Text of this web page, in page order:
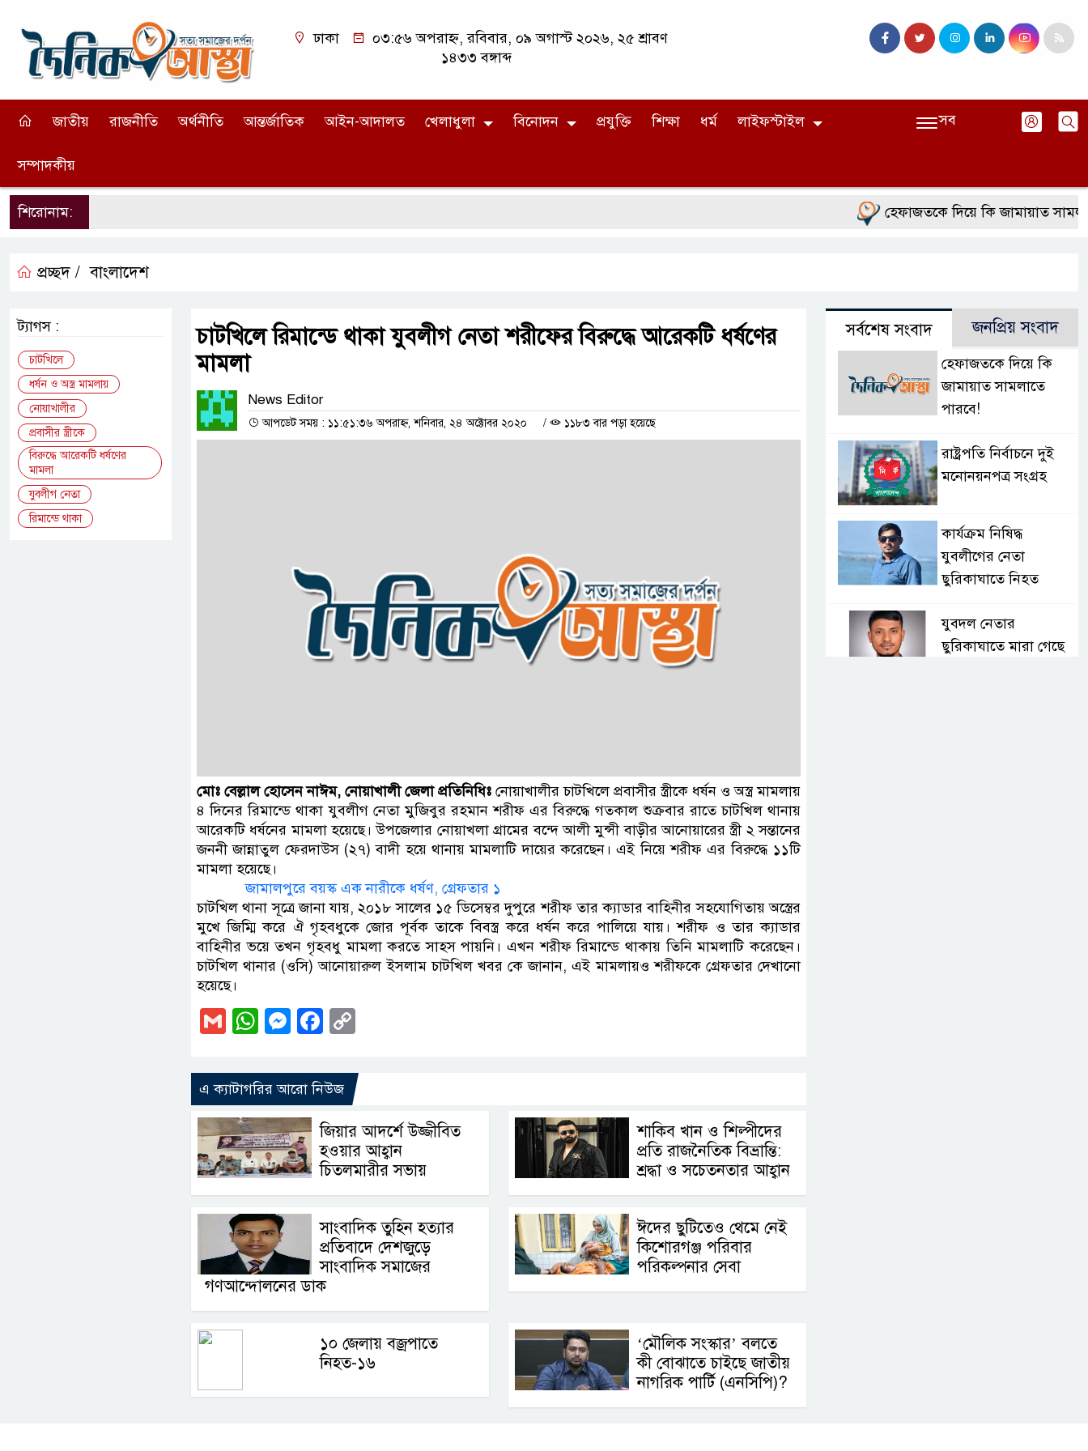
ঢাকা
০৩:৫৬ অপরাহ্ন, রবিবার, ০৯ অগাস্ট ২০২৬, ২৫ শ্রাবণ
১৪৩৩ বঙ্গাব্দ
জাতীয় রাজনীতি অর্থনীতি আন্তর্জাতিক আইন-আদালত খেলাধুলা বিনোদন প্রযুক্তি শিক্ষা ধর্ম লাইফস্টাইল
সম্পাদকীয়
সব
শিরোনাম: হেফাজতকে দিয়ে কি জামায়াত সামলাতে
প্রচ্ছদ / বাংলাদেশ
চাটখিলে রিমান্ডে থাকা যুবলীগ নেতা শরীফের বিরুদ্ধে আরেকটি ধর্ষণের
মামলা
News Editor
আপডেট সময় : ১১:৫১:৩৬ অপরাহ্ন, শনিবার, ২৪ অক্টোবর ২০২০ / ১১৮৩ বার পড়া হয়েছে
মোঃ বেল্লাল হোসেন নাঈম, নোয়াখালী জেলা প্রতিনিধিঃ নোয়াখালীর চাটখিলে প্রবাসীর স্ত্রীকে ধর্ষন ও অস্ত্র মামলায়
৪ দিনের রিমান্ডে থাকা যুবলীগ নেতা মুজিবুর রহমান শরীফ এর বিরুদ্ধে গতকাল শুক্রবার রাতে চাটখিল থানায়
আরেকটি ধর্ষনের মামলা হয়েছে। উপজেলার নোয়াখলা গ্রামের বন্দে আলী মুন্সী বাড়ীর আনোয়ারের স্ত্রী ২ সন্তানের
জননী জান্নাতুল ফেরদাউস (২৭) বাদী হয়ে থানায় মামলাটি দায়ের করেছেন। এই নিয়ে শরীফ এর বিরুদ্ধে ১১টি
মামলা হয়েছে।
জামালপুরে বয়স্ক এক নারীকে ধর্ষণ, গ্রেফতার ১
চাটখিল থানা সূত্রে জানা যায়, ২০১৮ সালের ১৫ ডিসেম্বর দুপুরে শরীফ তার ক্যাডার বাহিনীর সহযোগিতায় অস্ত্রের
মুখে জিম্মি করে ঐ গৃহবধুকে জোর পূর্বক তাকে বিবস্ত্র করে ধর্ষন করে পালিয়ে যায়। শরীফ ও তার ক্যাডার
বাহিনীর ভয়ে তখন গৃহবধু মামলা করতে সাহস পায়নি। এখন শরীফ রিমান্ডে থাকায় তিনি মামলাটি করেছেন।
চাটখিল থানার (ওসি) আনোয়ারুল ইসলাম চাটখিল খবর কে জানান, এই মামলায়ও শরীফকে গ্রেফতার দেখানো
হয়েছে।
GmailWhatsApp
Messenger
Facebook
এ ক্যাটাগরির আরো নিউজ
জিয়ার আদর্শে উজ্জীবিত
হওয়ার আহ্বান
চিতলমারীর সভায়
শাকিব খান ও শিল্পীদের
প্রতি রাজনৈতিক বিভ্রান্তি:
শ্রদ্ধা ও সচেতনতার আহ্বান
সাংবাদিক তুহিন হত্যার
প্রতিবাদে দেশজুড়ে
সাংবাদিক সমাজের
গণআন্দোলনের ডাক
ঈদের ছুটিতেও থেমে নেই
কিশোরগঞ্জ পরিবার
পরিকল্পনার সেবা
১০ জেলায় বজ্রপাতে
নিহত-১৬
‘মৌলিক সংস্কার’ বলতে
কী বোঝাতে চাইছে জাতীয়
নাগরিক পার্টি (এনসিপি)?
ট্যাগস :
চাটখিলে
ধর্ষন ও অস্ত্র মামলায়
নোয়াখালীর
প্রবাসীর স্ত্রীকে
বিরুদ্ধে আরেকটি ধর্ষণের
মামলা
যুবলীগ নেতা
রিমান্ডে থাকা
সর্বশেষ সংবাদ জনপ্রিয় সংবাদ
হেফাজতকে দিয়ে কি
জামায়াত সামলাতে
পারবে!
রাষ্ট্রপতি নির্বাচনে দুই
মনোনয়নপত্র সংগ্রহ
কার্যক্রম নিষিদ্ধ
যুবলীগের নেতা
ছুরিকাঘাতে নিহত
যুবদল নেতার
ছুরিকাঘাতে মারা গেছে